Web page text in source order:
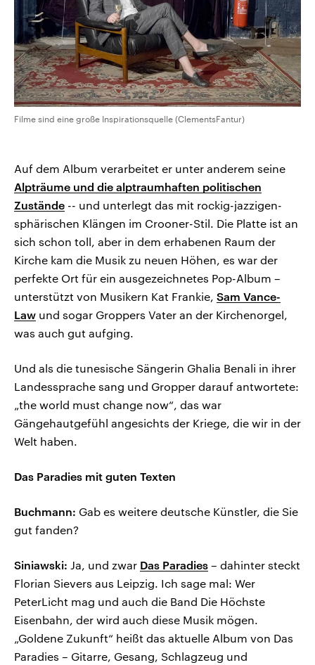
Filme sind eine große Inspirationsquelle (ClementsFantur)
Auf dem Album verarbeitet er unter anderem seine
Alpträume und die alptraumhaften politischen
Zustände -- und unterlegt das mit rockig-jazzigen-
sphärischen Klängen im Crooner-Stil. Die Platte ist an
sich schon toll, aber in dem erhabenen Raum der
Kirche kam die Musik zu neuen Höhen, es war der
perfekte Ort für ein ausgezeichnetes Pop-Album –
unterstützt von Musikern Kat Frankie, Sam Vance-
Law und sogar Groppers Vater an der Kirchenorgel,
was auch gut aufging.
Und als die tunesische Sängerin Ghalia Benali in ihrer
Landessprache sang und Gropper darauf antwortete:
„the world must change now“, das war
Gängehautgefühl angesichts der Kriege, die wir in der
Welt haben.
Das Paradies mit guten Texten
Buchmann: Gab es weitere deutsche Künstler, die Sie
gut fanden?
Siniawski: Ja, und zwar Das Paradies – dahinter steckt
Florian Sievers aus Leipzig. Ich sage mal: Wer
PeterLicht mag und auch die Band Die Höchste
Eisenbahn, der wird auch diese Musik mögen.
„Goldene Zukunft“ heißt das aktuelle Album von Das
Paradies – Gitarre, Gesang, Schlagzeug und